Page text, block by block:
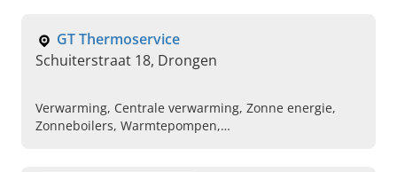
GT Thermoservice
Schuiterstraat 18, Drongen
Verwarming, Centrale verwarming, Zonne energie,
Zonneboilers, Warmtepompen,